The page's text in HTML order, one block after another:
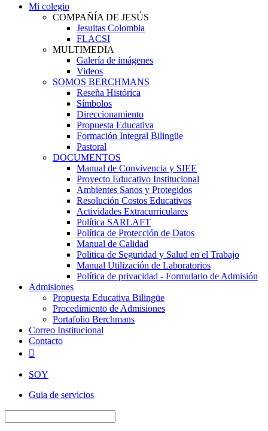
Mi colegio
COMPAÑÍA DE JESÚS
Jesuitas Colombia
FLACSI
MULTIMEDIA
Galería de imágenes
Videos
SOMOS BERCHMANS
Reseña Histórica
Símbolos
Direccionamiento
Propuesta Educativa
Formación Integral Bilingüe
Pastoral
DOCUMENTOS
Manual de Convivencia y SIEE
Proyecto Educativo Institucional
Ambientes Sanos y Protegidos
Resolución Costos Educativos
Actividades Extracurriculares
Política SARLAFT
Política de Protección de Datos
Manual de Calidad
Politica de Seguridad y Salud en el Trabajo
Manual Utilización de Laboratorios
Política de privacidad - Formulario de Admisión
Admisiones
Propuesta Educativa Bilingüe
Procedimiento de Admisiones
Portafolio Berchmans
Correo Institucional
Contacto

SOY
Guia de servicios